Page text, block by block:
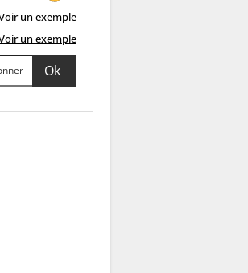
un exemple
un exemple